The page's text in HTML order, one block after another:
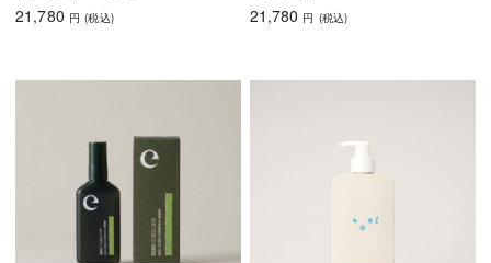
21,780 円 (税込) 21,780 円 (税込)